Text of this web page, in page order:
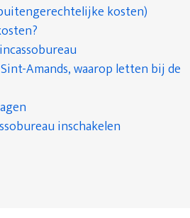
kosten)
Amands, waarop letten bij de
inschakelen